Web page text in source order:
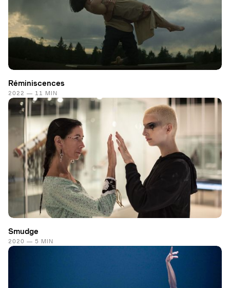
Réminiscences
2022 — 11 MIN
Smudge
2020 — 5 MIN